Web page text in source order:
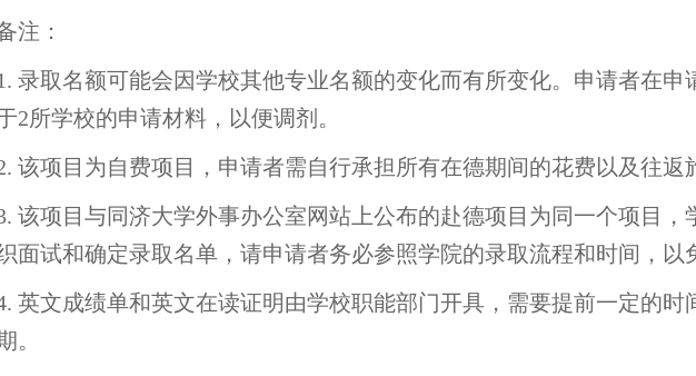
注：
录取名额可能会因学校其他专业名额的变化而有所变化。申请者在申
2所学校的申请材料，以便调剂。
该项目为自费项目，申请者需自行承担所有在德期间的花费以及往返
该项目与同济大学外事办公室网站上公布的赴德项目为同一个项目，
面试和确定录取名单，请申请者务必参照学院的录取流程和时间，以
英文成绩单和英文在读证明由学校职能部门开具，需要提前一定的时
。